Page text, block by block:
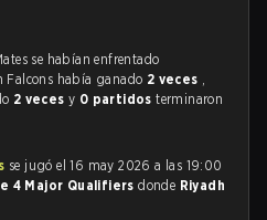
se habían enfrentado
Falcons había ganado 2 veces ,
2 vecesy 0 partidosterminaron
se jugó el 16 may 2026 a las 19:00
4 Major Qualifiersdonde Riyadh